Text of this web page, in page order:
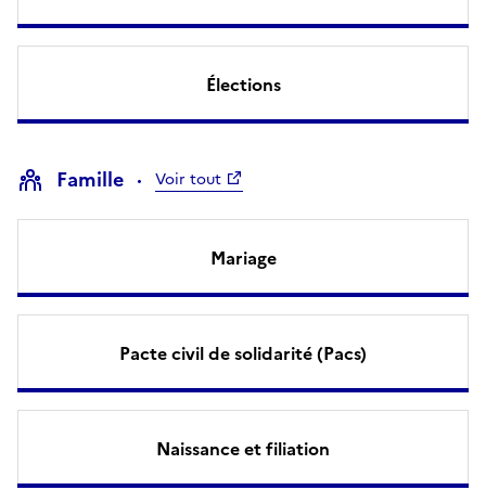
Élections
Famille Voir tout
Mariage
Pacte civil de solidarité (Pacs)
Naissance et filiation